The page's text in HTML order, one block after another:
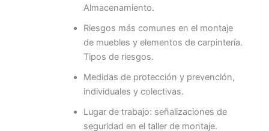
Almacenamiento.
Riesgos más comunes en el montaje
de muebles y elementos de carpintería.
Tipos de riesgos.
Medidas de protección y prevención,
individuales y colectivas.
Lugar de trabajo: señalizaciones de
seguridad en el taller de montaje.